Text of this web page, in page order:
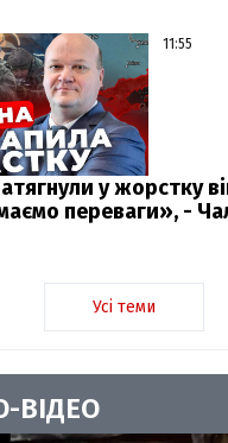
11:55
у жорстку
переваги», -
Усі теми
ВІДЕО